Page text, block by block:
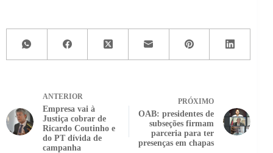
ANTERIOR
Empresa vai à
Justiça cobrar de
Ricardo Coutinho e
do PT dívida de
campanha
PRÓXIMO
OAB: presidentes de
subseções firmam
parceria para ter
presenças em chapas